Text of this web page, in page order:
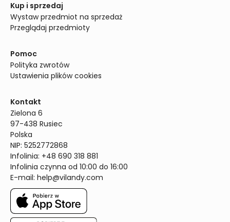
Kup i sprzedaj
Wystaw przedmiot na sprzedaż
Przeglądaj przedmioty
Pomoc
Polityka zwrotów
Ustawienia plików cookies
Kontakt
Zielona 6
97-438 Rusiec
Polska
NIP: 5252772868
Infolinia: +48 690 318 881
Infolinia czynna od 10:00 do 16:00
E-mail: help@vilandy.com